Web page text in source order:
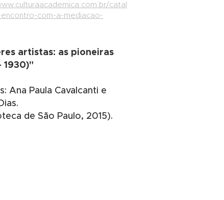
catal
com-a-mediacao-
artistas: as pioneiras
1930)"
Ana Paula Cavalcanti e
de São Paulo, 2015).